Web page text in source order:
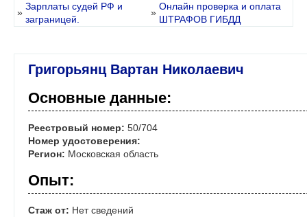
»
Зарплаты судей РФ и
заграницей.
»
Онлайн проверка и оплата
ШТРАФОВ ГИБДД
Григорьянц Вартан Николаевич
Основные данные:
Реестровый номер: 50/704
Номер удостоверения:
Регион: Московская область
Опыт:
Стаж от: Нет сведений